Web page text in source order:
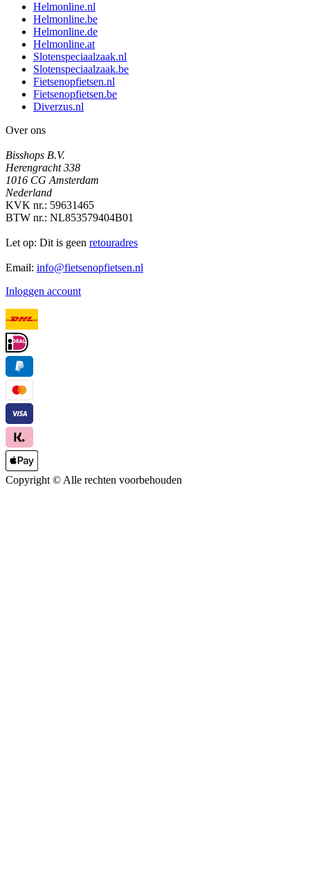
Helmonline.nl
Helmonline.be
Helmonline.de
Helmonline.at
Slotenspeciaalzaak.nl
Slotenspeciaalzaak.be
Fietsenopfietsen.nl
Fietsenopfietsen.be
Diverzus.nl
Over ons
Bisshops B.V.
Herengracht 338
1016 CG Amsterdam
Nederland
KVK nr.: 59631465
BTW nr.: NL853579404B01
Let op: Dit is geen retouradres
Email: info@fietsenopfietsen.nl
Inloggen account
Copyright © Alle rechten voorbehouden